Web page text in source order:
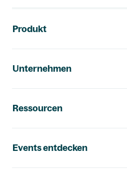
Produkt
Unternehmen
Ressourcen
Events entdecken